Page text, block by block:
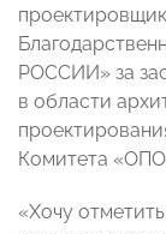
РОССИИ» за
в области
Комитета
«Хочу